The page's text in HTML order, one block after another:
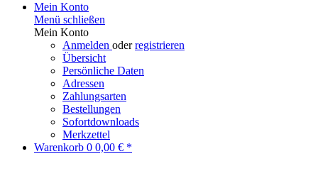
Mein Konto
Menü schließen
Mein Konto
Anmelden oderregistrieren
Übersicht
Persönliche Daten
Adressen
Zahlungsarten
Bestellungen
Sofortdownloads
Merkzettel
Warenkorb 0 0,00 € *